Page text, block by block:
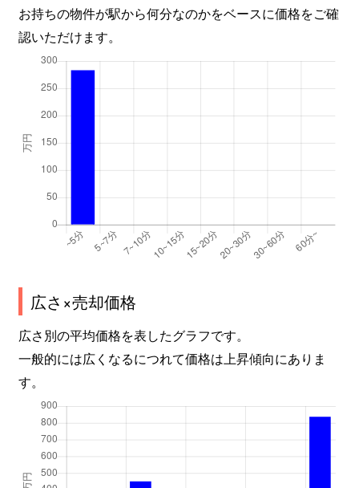
お持ちの物件が駅から何分なのかをベースに価格をご確
認いただけます。
広さ×売却価格
広さ別の平均価格を表したグラフです。
一般的には広くなるにつれて価格は上昇傾向にありま
す。